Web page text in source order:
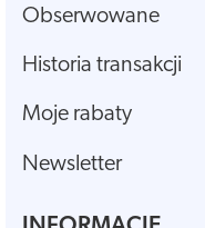
Obserwowane
Historia transakcji
Moje rabaty
Newsletter